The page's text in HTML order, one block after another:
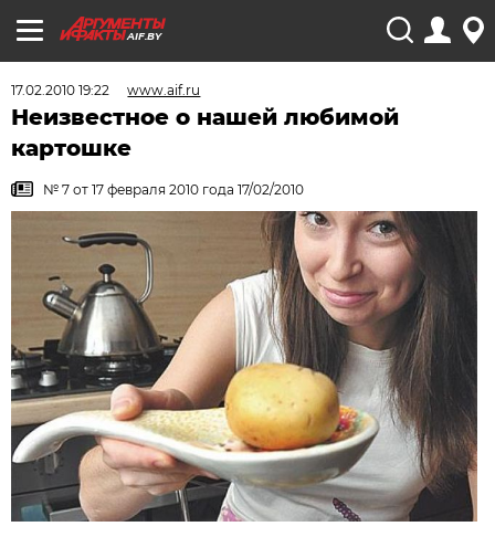
AIF.BY
17.02.2010 19:22 www.aif.ru
Неизвестное о нашей любимой
картошке
№ 7 от 17 февраля 2010 года 17/02/2010